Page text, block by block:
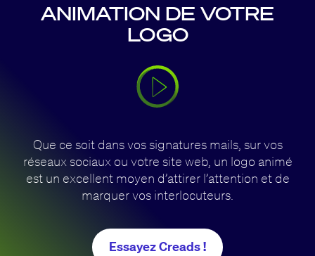
À propos
ANIMATION DE VOTRE
LOGO
Que ce soit dans vos signatures mails, sur vos
réseaux sociaux ou votre site web, un logo animé
est un excellent moyen d’attirer l’attention et de
marquer vos interlocuteurs.
Essayez Creads !